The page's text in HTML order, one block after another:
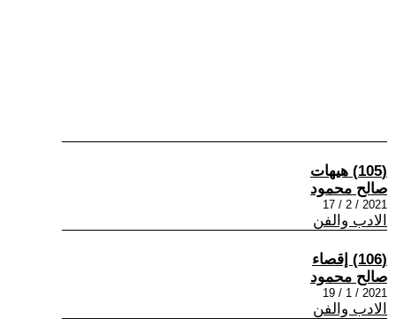
(105) هيهات
صالح محمود
2021 / 2 / 17
الادب والفن
(106) إقصاء
صالح محمود
2021 / 1 / 19
الادب والفن